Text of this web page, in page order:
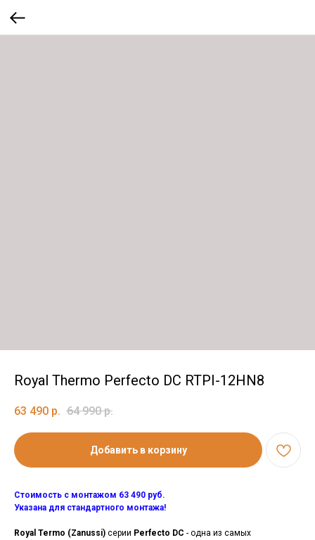
Royal Thermo Perfecto DC RTPI-12HN8
63 490 р. 64 990 р.
Добавить в корзину
Стоимость с монтажом 63 490 руб.
Указана для стандартного монтажа!
Royal Termo (Zanussi) серии Perfecto DC - одна из самых